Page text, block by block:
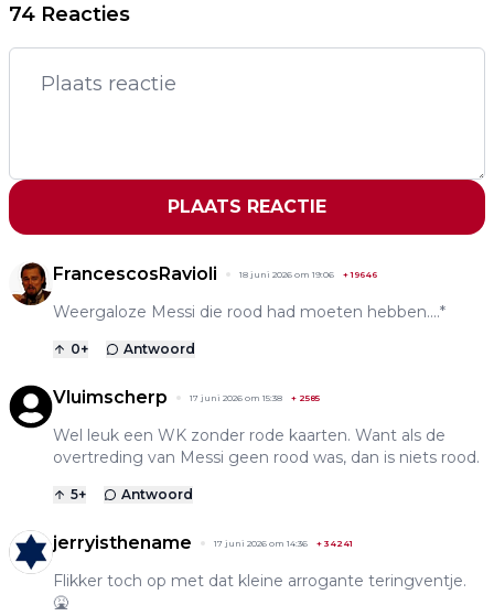
74 Reacties
PLAATS REACTIE
FrancescosRavioli 18 juni 2026 om 19:06 +19646
Weergaloze Messi die rood had moeten hebben....*
0+ Antwoord
Vluimscherp 17 juni 2026 om 15:38 + 2585
Wel leuk een WK zonder rode kaarten. Want als de
overtreding van Messi geen rood was, dan is niets rood.
5+ Antwoord
jerryisthename 17 juni 2026 om 14:36 + 34241
Flikker toch op met dat kleine arrogante teringventje.
🤮